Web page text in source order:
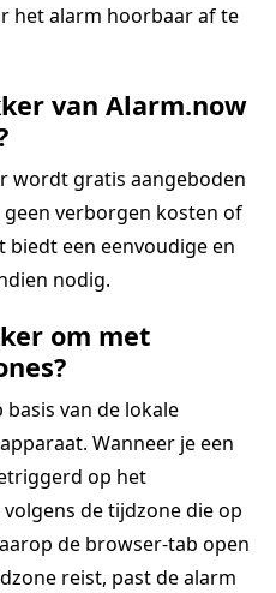
het alarm hoorbaar af te
van Alarm.now
wordt gratis aangeboden
verborgen kosten of
een eenvoudige en
nodig.
om met
van de lokale
Wanneer je een
op het
de tijdzone die op
de browser-tab open
reist, past de alarm